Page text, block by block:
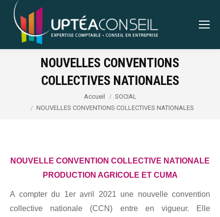
NOUVELLES CONVENTIONS
COLLECTIVES NATIONALES
Accueil
SOCIAL
NOUVELLES CONVENTIONS COLLECTIVES NATIONALES
NOUVELLE CONVENTION COLLECTIVE NATIONALE
PRODUCTION AGRICOLE ET CUMA
A compter du 1er avril 2021 une nouvelle convention
collective nationale (CCN) entre en vigueur. Elle